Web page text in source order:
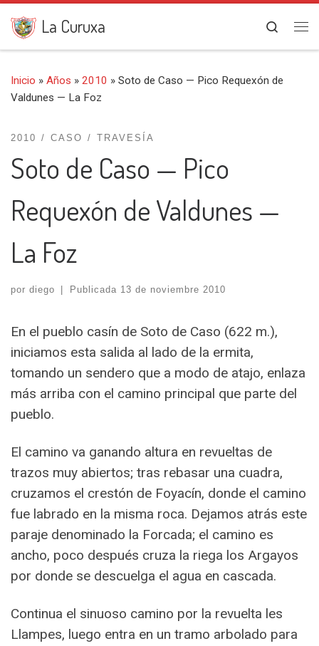
Saltar al contenido
La Curuxa
Search
Inicio » Años » 2010 » Soto de Caso — Pico Requexón de
Valdunes — La Foz
2010 CASO TRAVESÍA
Soto de Caso — Pico
Requexón de Valdunes —
La Foz
por diego Publicada 13 de noviembre 2010
En el pueblo casín de Soto de Caso (622 m.),
iniciamos esta salida al lado de la ermita,
tomando un sendero que a modo de atajo, enlaza
más arriba con el camino principal que parte del
pueblo.
El camino va ganando altura en revueltas de
trazos muy abiertos; tras rebasar una cuadra,
cruzamos el crestón de Foyacín, donde el camino
fue labrado en la misma roca. Dejamos atrás este
paraje denominado la Forcada; el camino es
ancho, poco después cruza la riega los Argayos
por donde se descuelga el agua en cascada.
Continua el sinuoso camino por la revuelta les
Llampes, luego entra en un tramo arbolado para